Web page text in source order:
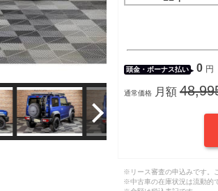
頭金・ボーナス払い 0 円
通常価格 月額
※リース審査の申込みです。
※中古車の在庫状況は流動的